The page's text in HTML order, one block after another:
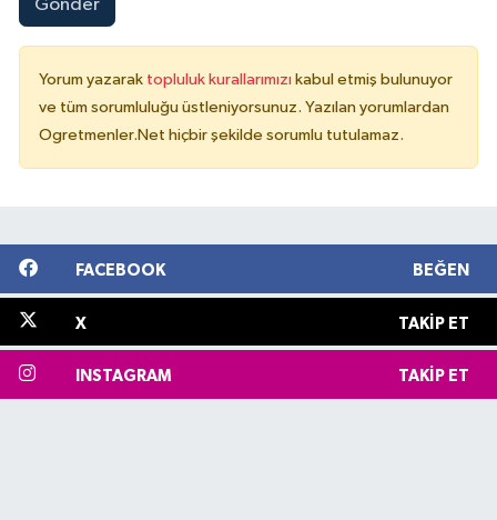
Gönder
Yorum yazarak topluluk kurallarımızı kabul etmiş bulunuyor
ve tüm sorumluluğu üstleniyorsunuz. Yazılan yorumlardan
Ogretmenler.Net hiçbir şekilde sorumlu tutulamaz.
FACEBOOK BEĞEN
X TAKIP ET
INSTAGRAM TAKIP ET